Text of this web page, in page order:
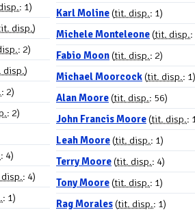
: 1)
disp.)
: 2)
disp.)
: 2)
: 2)
: 4)
: 4)
: 1)
Karl Moline(tit. disp.: 1)
Michele Monteleone(tit. disp.:
Fabio Moon(tit. disp.: 2)
Michael Moorcock(tit. disp.: 1)
Alan Moore(tit. disp.: 56)
John Francis Moore(tit. disp.:
Leah Moore(tit. disp.: 1)
Terry Moore(tit. disp.: 4)
Tony Moore(tit. disp.: 1)
Rag Morales(tit. disp.: 1)